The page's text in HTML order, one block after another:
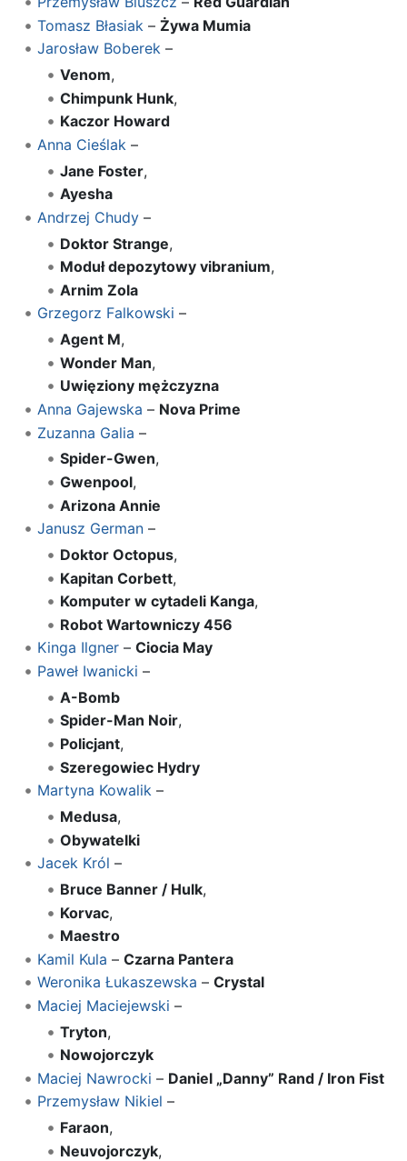
Tomasz Błasiak – Żywa Mumia
Jarosław Boberek–
Venom,
Chimpunk Hunk,
Kaczor Howard
Anna Cieślak –
Jane Foster,
Ayesha
Andrzej Chudy–
Doktor Strange,
Moduł depozytowy vibranium,
Arnim Zola
Grzegorz Falkowski –
Agent M,
Wonder Man,
Uwięziony mężczyzna
Anna Gajewska – Nova Prime
Zuzanna Galia –
Spider-Gwen,
Gwenpool,
Arizona Annie
Janusz German–
Doktor Octopus,
Kapitan Corbett,
Komputer w cytadeli Kanga,
Robot Wartowniczy 456
Kinga Ilgner– Ciocia May
Paweł Iwanicki –
A-Bomb
Spider-Man Noir,
Policjant,
Szeregowiec Hydry
Martyna Kowalik–
Medusa,
Obywatelki
Jacek Król –
Bruce Banner / Hulk,
Korvac,
Maestro
Kamil Kula – Czarna Pantera
Weronika Łukaszewska – Crystal
Maciej Maciejewski –
Tryton,
Nowojorczyk
Maciej Nawrocki – Daniel „Danny” Rand / Iron Fist
Przemysław Nikiel –
Faraon,
Neuvojorczyk,